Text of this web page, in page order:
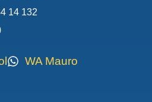
14 132
WA Mauro